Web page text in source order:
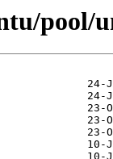
pool/